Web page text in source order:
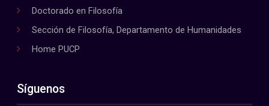
Doctorado en Filosofía
Sección de Filosofía, Departamento de Humanidades
Home PUCP
Síguenos